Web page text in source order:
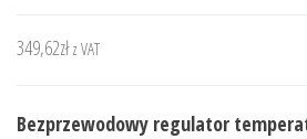
349,62zł z VAT
Bezprzewodowy regulator